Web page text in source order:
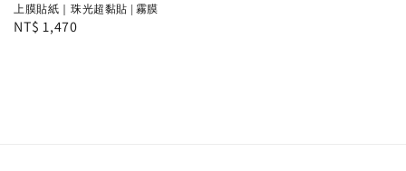
上膜貼紙｜珠光超黏貼 | 霧膜
Regular
NT$ 1,470